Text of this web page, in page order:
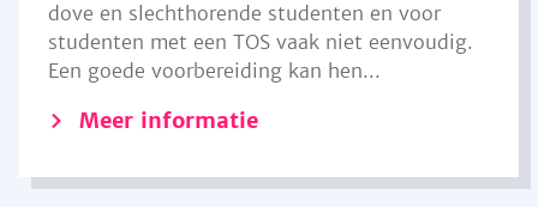
dove en slechthorende studenten en voor
studenten met een TOS vaak niet eenvoudig.
Een goede voorbereiding kan hen...
Meer informatie